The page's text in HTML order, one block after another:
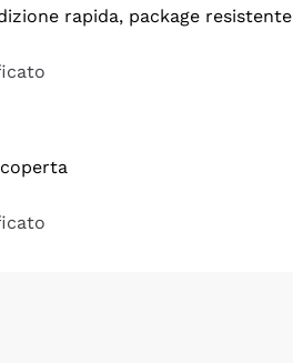
rapida, package resistente